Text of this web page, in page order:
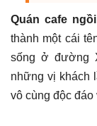
Quán cafe
thành một cái
sống ở đường
những vị khách
vô cùng độc đáo